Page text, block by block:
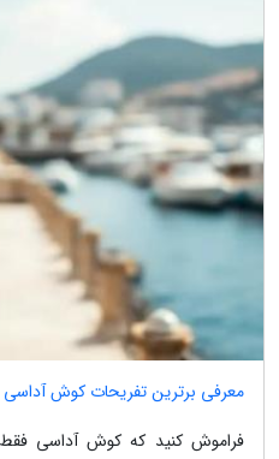
معرفی برترین تفریحات کوش آداسی
فراموش کنید که کوش آداسی